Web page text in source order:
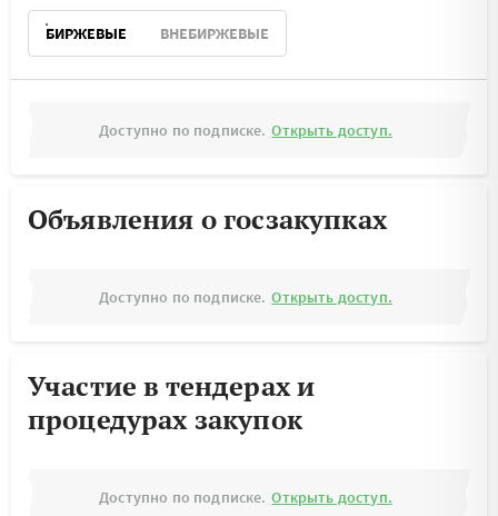
БИРЖЕВЫЕ ВНЕБИРЖЕВЫЕ
Доступно по подписке. Открыть доступ.
Объявления о госзакупках
Доступно по подписке. Открыть доступ.
Участие в тендерах и
процедурах закупок
Доступно по подписке. Открыть доступ.